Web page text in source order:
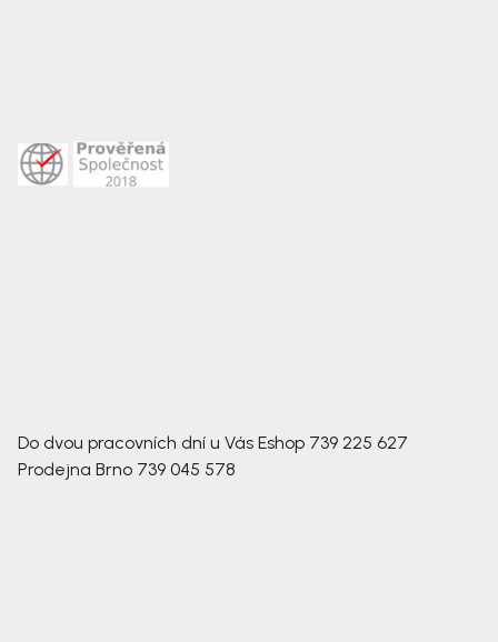
Do dvou pracovních dní u Vás Eshop 739 225 627
Prodejna Brno 739 045 578